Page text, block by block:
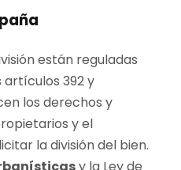
están reguladas
artículos 392 y
los derechos y
y el
la división del bien.